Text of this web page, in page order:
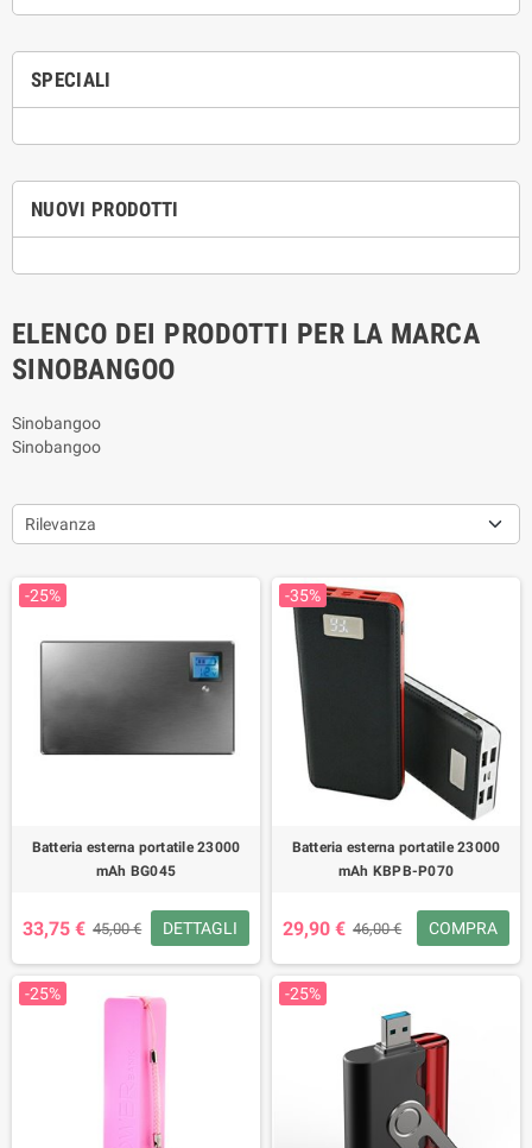
SPECIALI
NUOVI PRODOTTI
ELENCO DEI PRODOTTI PER LA MARCA
SINOBANGOO
Sinobangoo
Sinobangoo
Rilevanza
-25%
Batteria esterna portatile 23000
mAh BG045
33,75 € 45,00 € DETTAGLI
-35%
Batteria esterna portatile 23000
mAh KBPB-P070
29,90 € 46,00 € COMPRA
-25% -25%